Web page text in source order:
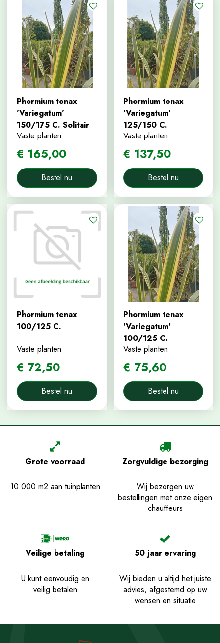
Phormium tenax
'Variegatum'
150/175 C. Solitair
Vaste planten
€ 165,00
Bestel nu
Phormium tenax
'Variegatum'
125/150 C.
Vaste planten
€ 137,50
Bestel nu
Phormium tenax
100/125 C.
Vaste planten
€ 72,50
Bestel nu
Phormium tenax
'Variegatum'
100/125 C.
Vaste planten
€ 75,60
Bestel nu
Grote voorraad
10.000 m2 aan tuinplanten
Zorgvuldige bezorging
Wij bezorgen uw
bestellingen met onze eigen
chauffeurs
Veilige betaling
U kunt eenvoudig en
veilig betalen
50 jaar ervaring
Wij bieden u altijd het juiste
advies, afgestemd op uw
wensen en situatie